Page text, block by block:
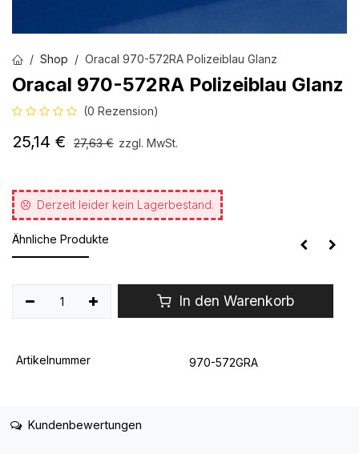
Shop Oracal 970-572RA Polizeiblau Glanz
Oracal 970-572RA Polizeiblau Glanz
(0 Rezension)
25,14 € 27,63€ zzgl. MwSt.
Derzeit leider kein Lagerbestand.
Ähnliche Produkte
In den Warenkorb
Artikelnummer 970-572GRA
Kundenbewertungen